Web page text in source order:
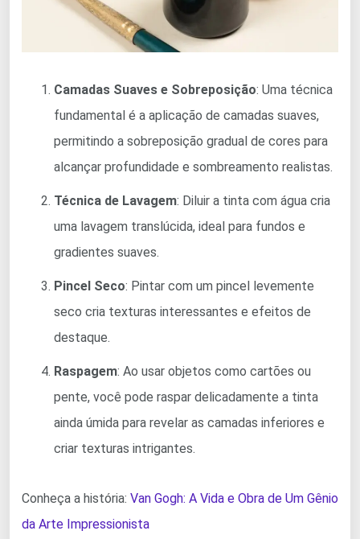
Camadas Suaves e Sobreposição: Uma técnica
fundamental é a aplicação de camadas suaves,
permitindo a sobreposição gradual de cores para
alcançar profundidade e sombreamento realistas.
Técnica de Lavagem: Diluir a tinta com água cria
uma lavagem translúcida, ideal para fundos e
gradientes suaves.
Pincel Seco: Pintar com um pincel levemente
seco cria texturas interessantes e efeitos de
destaque.
Raspagem: Ao usar objetos como cartões ou
pente, você pode raspar delicadamente a tinta
ainda úmida para revelar as camadas inferiores e
criar texturas intrigantes.
Conheça a história: Van Gogh: A Vida e Obra de Um Gênio
da Arte Impressionista